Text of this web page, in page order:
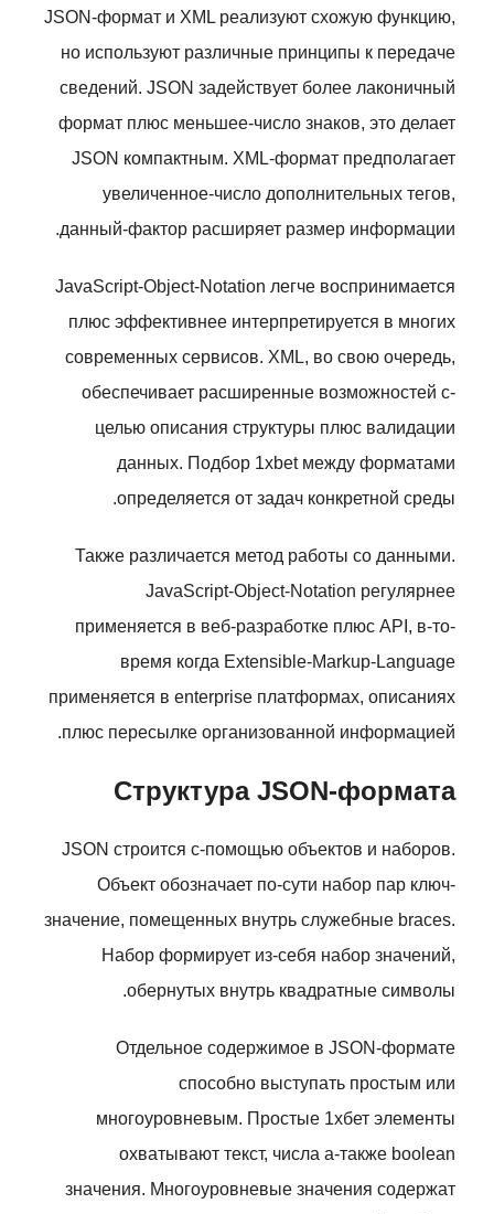
JSON-формат и XML реализуют схожую функцию,
но используют различные принципы к передаче
сведений. JSON задействует более лаконичный
формат плюс меньшее-число знаков, это делает
JSON компактным. XML-формат предполагает
увеличенное-число дополнительных тегов,
данный-фактор расширяет размер информации.
JavaScript-Object-Notation легче воспринимается
плюс эффективнее интерпретируется в многих
современных сервисов. XML, во свою очередь,
обеспечивает расширенные возможностей с-
целью описания структуры плюс валидации
данных. Подбор 1xbet между форматами
определяется от задач конкретной среды.
Также различается метод работы со данными.
JavaScript-Object-Notation регулярнее
применяется в веб-разработке плюс API, в-то-
время когда Extensible-Markup-Language
применяется в enterprise платформах, описаниях
плюс пересылке организованной информацией.
Структура JSON-формата
JSON строится с-помощью объектов и наборов.
Объект обозначает по-сути набор пар ключ-
значение, помещенных внутрь служебные braces.
Набор формирует из-себя набор значений,
обернутых внутрь квадратные символы.
Отдельное содержимое в JSON-формате
способно выступать простым или
многоуровневым. Простые 1хбет элементы
охватывают текст, числа а-также boolean
значения. Многоуровневые значения содержат